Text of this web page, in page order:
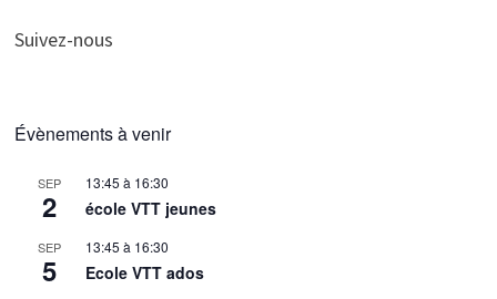
Suivez-nous
Évènements à venir
SEP
2
13:45 à 16:30
école VTT jeunes
SEP
5
13:45 à 16:30
Ecole VTT ados